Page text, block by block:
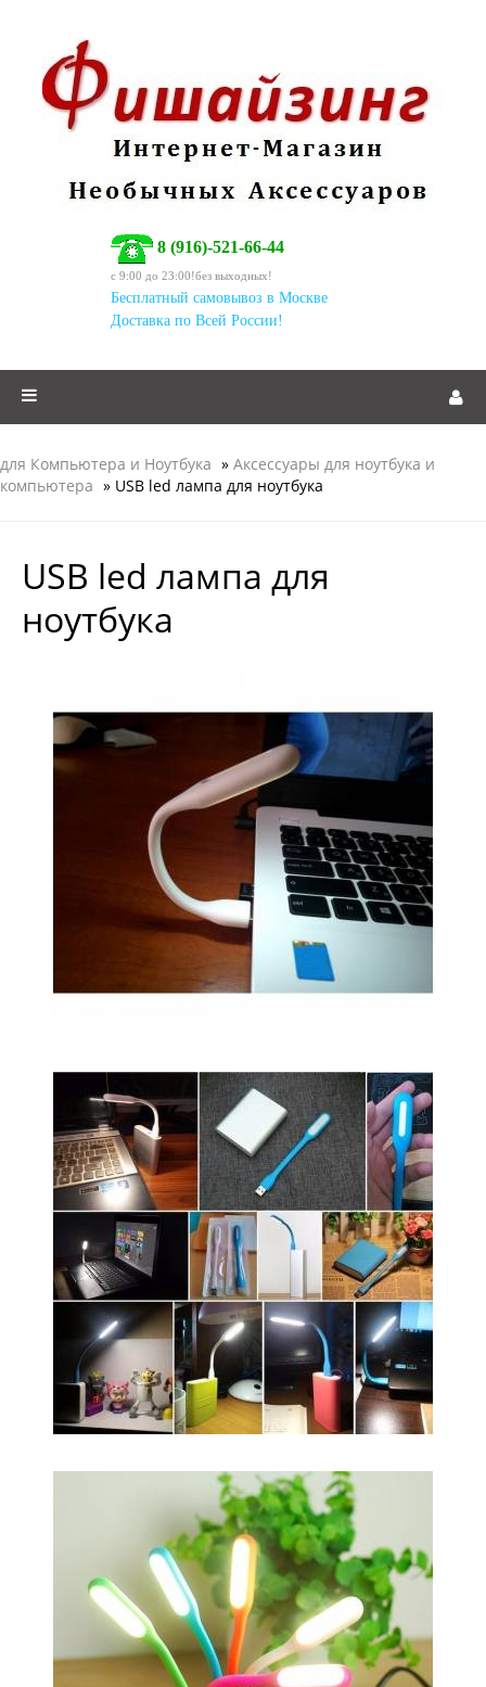
8 (916)-521-66-44
c 9:00 до 23:00!без выходных!
Бесплатный самовывоз в Москве
Доставка по Всей России!
для Компьютера и Ноутбука » Аксессуары для ноутбука и
компьютера » USB led лампа для ноутбука
USB led лампа для
ноутбука